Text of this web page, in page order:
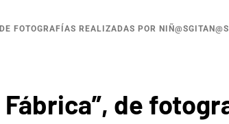
FOTOGRAFÍAS REALIZADAS POR NIÑ@SGITAN@S
de